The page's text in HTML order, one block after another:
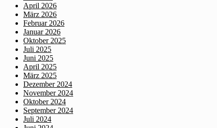
April 2026
März 2026
Februar 2026
Januar 2026
Oktober 2025
Juli 2025
Juni 2025
April 2025
März 2025
Dezember 2024
November 2024
Oktober 2024
September 2024
Juli 2024